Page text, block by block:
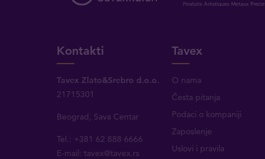
Kontakti
Tavex Zlato&Srebro d.o.o.
21715301
Beograd, Sava Centar
Tel.: +381 62 888 6666
E-mail:tavex@tavex.rs
Tavex
O nama
Česta pitanja
Podaci o kompaniji
Zaposlenje
Uslovi i pravila